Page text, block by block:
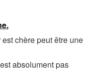
chère peut être une
absolument pas